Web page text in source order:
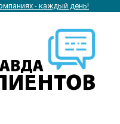
- каждый день!